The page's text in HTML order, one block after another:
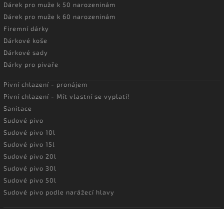
Dárek pro muže k 50 narozeninám
Dárek pro muže k 60 narozeninám
Firemní dárky
Dárkové koše
Dárkové sady
Dárky pro pivaře
Pivní chlazení - pronájem
Pivní chlazení - Mít vlastní se vyplatí!
Sanitace
Sudové pivo
Sudové pivo 10l
Sudové pivo 15l
Sudové pivo 20l
Sudové pivo 30l
Sudové pivo 50l
Sudové pivo podle narážecí hlavy